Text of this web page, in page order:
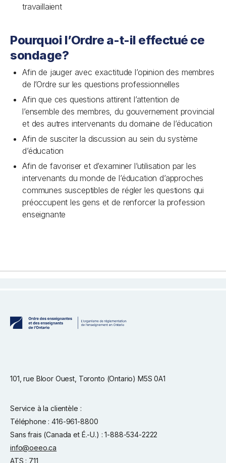
travaillaient
Pourquoi l’Ordre a-t-il effectué ce
sondage?
Afin de jauger avec exactitude l’opinion des membres
de l’Ordre sur les questions professionnelles
Afin que ces questions attirent l’attention de
l’ensemble des membres, du gouvernement provincial
et des autres intervenants du domaine de l’éducation
Afin de susciter la discussion au sein du système
d’éducation
Afin de favoriser et d’examiner l’utilisation par les
intervenants du monde de l’éducation d’approches
communes susceptibles de régler les questions qui
préoccupent les gens et de renforcer la profession
enseignante
101, rue Bloor Ouest, Toronto (Ontario) M5S 0A1
Service à la clientèle :
Téléphone : 416-961-8800
Sans frais (Canada et É.-U.) : 1-888-534-2222
info@oeeo.ca
ATS : 711